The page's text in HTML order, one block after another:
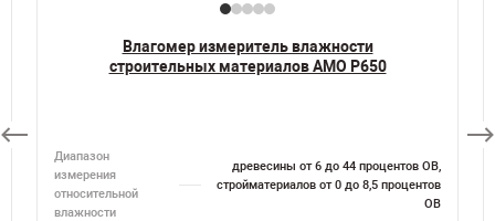
Влагомер измеритель влажности
строительных материалов AMO P650
Диапазон
измерения
относительной
влажности
древесины от 6 до 44 процентов ОВ,
стройматериалов от 0 до 8,5 процентов
ОВ